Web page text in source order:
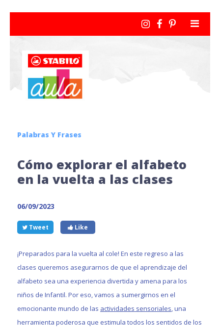
Palabras Y Frases
Cómo explorar el alfabeto
en la vuelta a las clases
06/09/2023
Tweet Like
¡Preparados para la vuelta al cole! En este regreso a las
clases queremos asegurarnos de que el aprendizaje del
alfabeto sea una experiencia divertida y amena para los
niños de Infantil. Por eso, vamos a sumergirnos en el
emocionante mundo de las actividades sensoriales, una
herramienta poderosa que estimula todos los sentidos de los